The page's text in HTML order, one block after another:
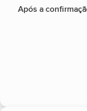
Após a